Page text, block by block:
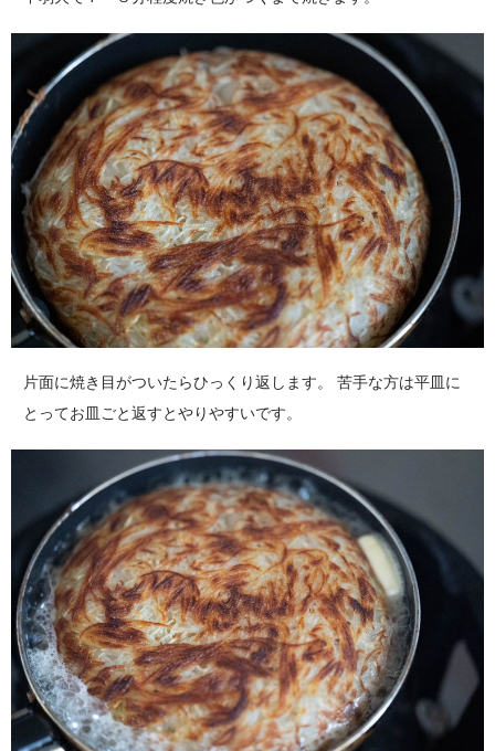
片面に焼き目がついたらひっくり返します。 苦手な方は平皿に
とってお皿ごと返すとやりやすいです。